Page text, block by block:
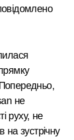
не
руху, не
на зустрічну